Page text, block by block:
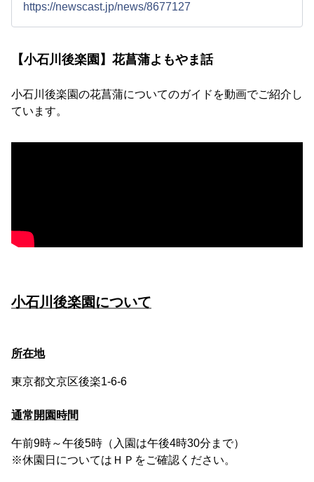
https://newscast.jp/news/8677127
【小石川後楽園】花菖蒲よもやま話
小石川後楽園の花菖蒲についてのガイドを動画でご紹介し
ています。
小石川後楽園について
所在地
東京都文京区後楽1-6-6
通常開園時間
午前9時～午後5時（入園は午後4時30分まで）
※休園日についてはＨＰをご確認ください。